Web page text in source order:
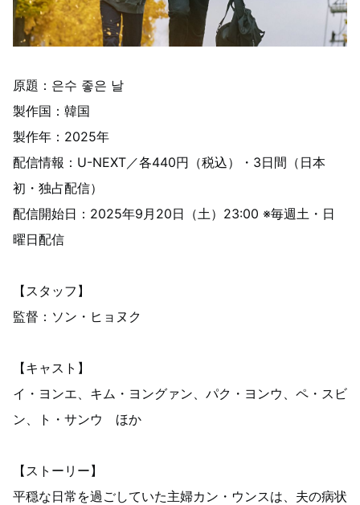
原題：은수 좋은 날
製作国：韓国
製作年：2025年
配信情報：U-NEXT／各440円（税込）・3日間（日本
初・独占配信）
配信開始日：2025年9月20日（土）23:00 ※毎週土・日
曜日配信
【スタッフ】
監督：ソン・ヒョヌク
【キャスト】
イ・ヨンエ、キム・ヨングァン、パク・ヨンウ、ペ・スビ
ン、ト・サンウ ほか
【ストーリー】
平穏な日常を過ごしていた主婦カン・ウンスは、夫の病状